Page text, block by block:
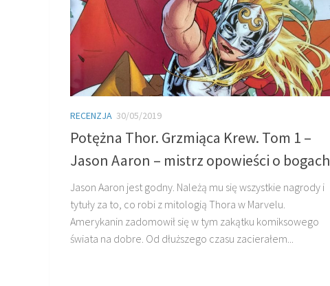
RECENZJA 30/05/2019
Potężna Thor. Grzmiąca Krew. Tom 1 –
Jason Aaron – mistrz opowieści o bogach
Jason Aaron jest godny. Należą mu się wszystkie nagrody i
tytuły za to, co robi z mitologią Thora w Marvelu.
Amerykanin zadomowił się w tym zakątku komiksowego
świata na dobre. Od dłuższego czasu zacierałem...